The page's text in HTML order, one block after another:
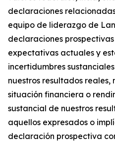
declaraciones
equipo de liderazgo de
declaraciones
expectativas actuales y
incertidumbres
nuestros resultados reales,
situación financiera o
sustancial de nuestros
aquellos expresados o
declaración prospectiva